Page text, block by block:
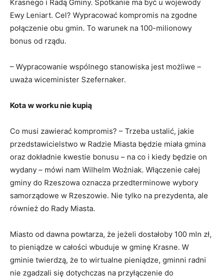
Krasnego i Radą Gminy. Spotkanie ma być u wojewody
Ewy Leniart. Cel? Wypracować kompromis na zgodne
połączenie obu gmin. To warunek na 100-milionowy
bonus od rządu.
– Wypracowanie wspólnego stanowiska jest możliwe –
uważa wiceminister Szefernaker.
Kota w worku nie kupią
Co musi zawierać kompromis? – Trzeba ustalić, jakie
przedstawicielstwo w Radzie Miasta będzie miała gmina
oraz dokładnie kwestie bonusu – na co i kiedy będzie on
wydany – mówi nam Wilhelm Woźniak. Włączenie całej
gminy do Rzeszowa oznacza przedterminowe wybory
samorządowe w Rzeszowie. Nie tylko na prezydenta, ale
również do Rady Miasta.
Miasto od dawna powtarza, że jeżeli dostałoby 100 mln zł,
to pieniądze w całości wbuduje w gminę Krasne. W
gminie twierdzą, że to wirtualne pieniądze, gminni radni
nie zgadzali się dotychczas na przyłączenie do